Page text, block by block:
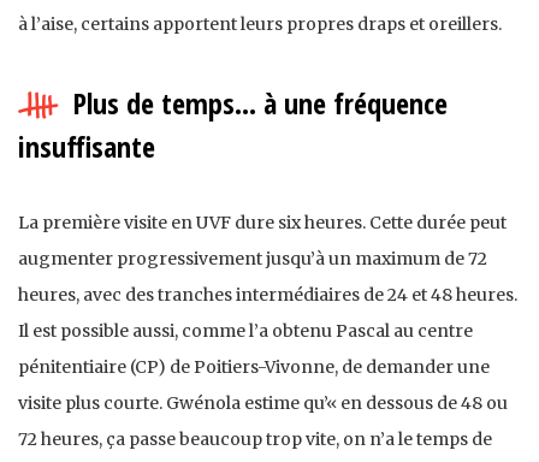
à l’aise, certains apportent leurs propres draps et oreillers.
Plus de temps… à une fréquence
insuffisante
La première visite en UVF dure six heures. Cette durée peut
augmenter progressivement jusqu’à un maximum de 72
heures, avec des tranches intermédiaires de 24 et 48 heures.
Il est possible aussi, comme l’a obtenu Pascal au centre
pénitentiaire (CP) de Poitiers-Vivonne, de demander une
visite plus courte. Gwénola estime qu’« en dessous de 48 ou
72 heures, ça passe beaucoup trop vite, on n’a le temps de